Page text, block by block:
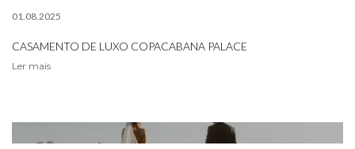
01.08.2025
CASAMENTO DE LUXO COPACABANA PALACE
Ler mais